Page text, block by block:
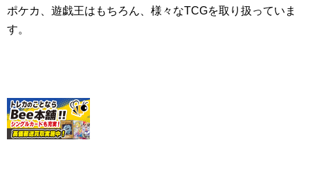
ポケカ、遊戯王はもちろん、様々なTCGを取り扱っていま
す。